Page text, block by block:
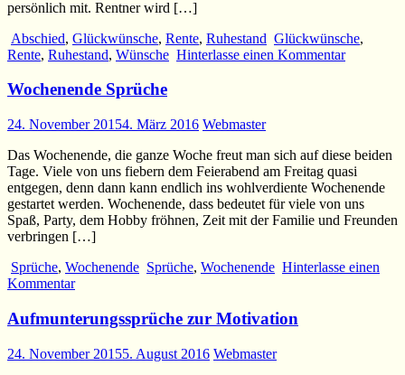
persönlich mit. Rentner wird […]
Abschied, Glückwünsche, Rente, Ruhestand Glückwünsche,
Rente, Ruhestand, Wünsche Hinterlasse einen Kommentar
Wochenende Sprüche
24. November 20154. März 2016 Webmaster
Das Wochenende, die ganze Woche freut man sich auf diese beiden
Tage. Viele von uns fiebern dem Feierabend am Freitag quasi
entgegen, denn dann kann endlich ins wohlverdiente Wochenende
gestartet werden. Wochenende, dass bedeutet für viele von uns
Spaß, Party, dem Hobby fröhnen, Zeit mit der Familie und Freunden
verbringen […]
Sprüche, Wochenende Sprüche, Wochenende Hinterlasse einen
Kommentar
Aufmunterungssprüche zur Motivation
24. November 20155. August 2016 Webmaster